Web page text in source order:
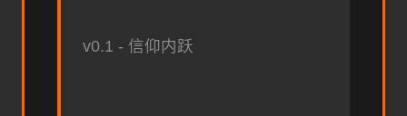
v0.1 - 信仰内跃